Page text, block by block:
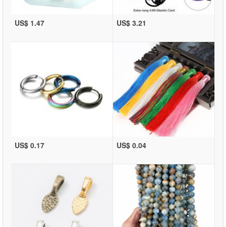
US$ 1.47 US$ 3.21
US$ 0.17 US$ 0.04